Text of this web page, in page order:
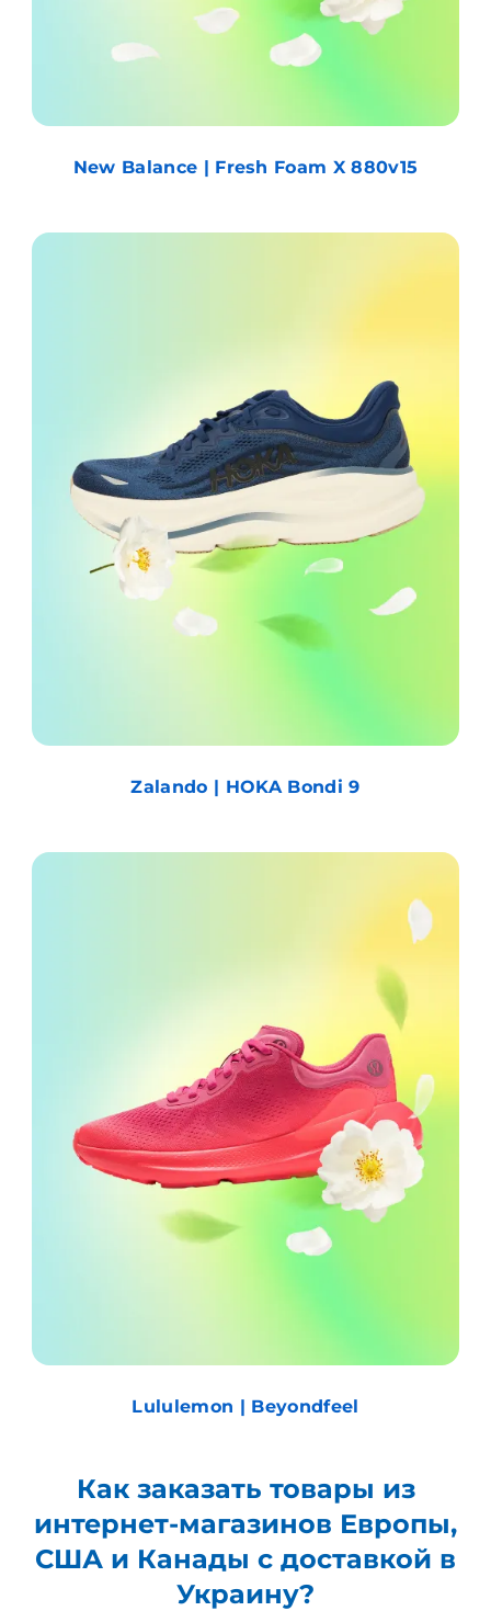
New Balance | Fresh Foam X 880v15
Zalando | HOKA Bondi 9
Lululemon | Beyondfeel
Как заказать товары из
интернет-магазинов Европы,
США и Канады с доставкой в
Украину?